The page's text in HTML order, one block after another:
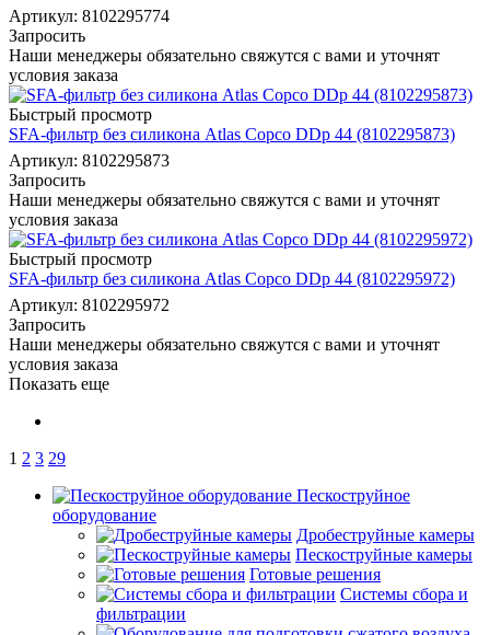
Артикул: 8102295774
Запросить
Наши менеджеры обязательно свяжутся с вами и уточнят
условия заказа
Быстрый просмотр
SFA-фильтр без силикона Atlas Copco DDp 44 (8102295873)
Артикул: 8102295873
Запросить
Наши менеджеры обязательно свяжутся с вами и уточнят
условия заказа
Быстрый просмотр
SFA-фильтр без силикона Atlas Copco DDp 44 (8102295972)
Артикул: 8102295972
Запросить
Наши менеджеры обязательно свяжутся с вами и уточнят
условия заказа
Показать еще
1 2 3 29
Пескоструйное
оборудование
Дробеструйные камеры
Пескоструйные камеры
Готовые решения
Системы сбора и
фильтрации